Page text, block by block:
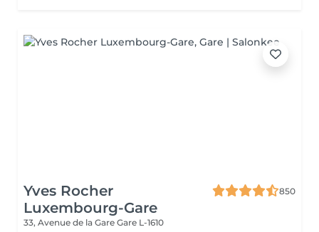
Yves Rocher
Luxembourg-Gare
850
33, Avenue de la Gare Gare L-1610